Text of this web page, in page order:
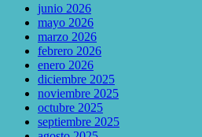
junio 2026
mayo 2026
marzo 2026
febrero 2026
enero 2026
diciembre 2025
noviembre 2025
octubre 2025
septiembre 2025